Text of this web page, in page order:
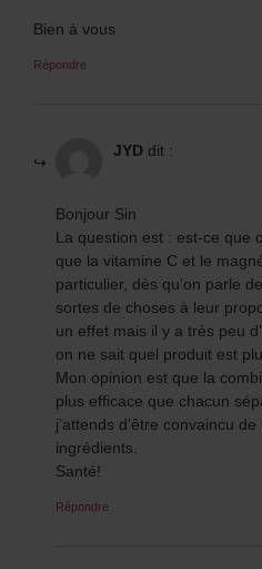
Bien à vous
Répondre
JYD dit :
Bonjour Sin
La question est : est-ce que
que la vitamine C et le
particulier, dès qu’on parle
sortes de choses à leur
un effet mais il y a très peu
on ne sait quel produit est
Mon opinion est que la
plus efficace que chacun
j’attends d’être convaincu
ingrédients.
Santé!
Répondre